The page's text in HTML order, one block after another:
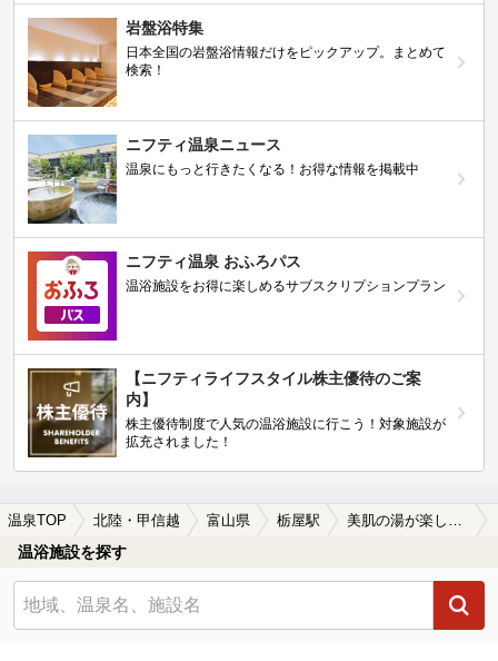
岩盤浴特集
日本全国の岩盤浴情報だけをピックアップ。まとめて
検索！
ニフティ温泉ニュース
温泉にもっと行きたくなる！お得な情報を掲載中
ニフティ温泉 おふろパス
温浴施設をお得に楽しめるサブスクリプションプラン
【ニフティライフスタイル株主優待のご案
内】
株主優待制度で人気の温浴施設に行こう！対象施設が
拡充されました！
温泉TOP 北陸・甲信越 富山県 栃屋駅 美肌の湯が楽しめる栃屋駅近くの温泉、日帰り温泉、スーパー銭湯おすすめ
温浴施設を探す